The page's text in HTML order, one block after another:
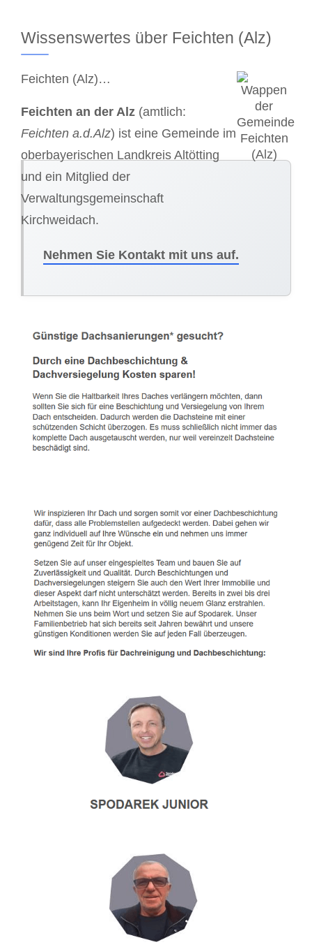
Wissenswertes über Feichten (Alz)
Feichten (Alz)…
Feichten an der Alz (amtlich:
Feichten a.d.Alz) ist eine Gemeinde im
oberbayerischen Landkreis Altötting
und ein Mitglied der
Verwaltungsgemeinschaft
Kirchweidach.
Nehmen Sie Kontakt mit uns auf.